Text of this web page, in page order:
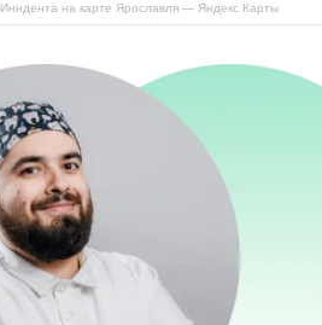
Инндента на карте Ярославля — Яндекс Карты